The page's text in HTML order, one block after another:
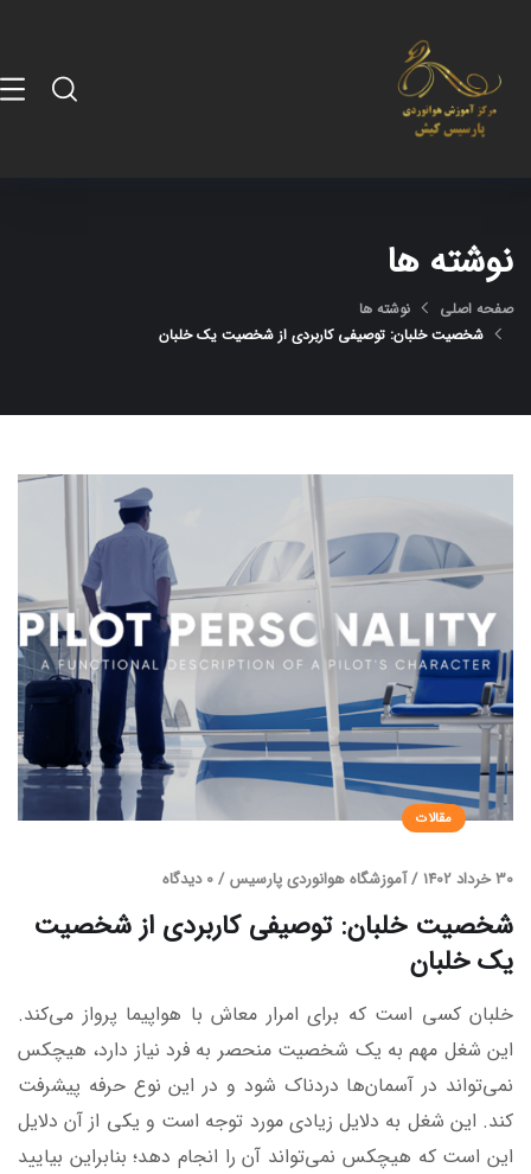
نوشته ها
صفحه اصلی
نوشته ها
شخصیت خلبان: توصیفی کاربردی از شخصیت یک خلبان
مقالات
30 خرداد 1402 /آموزشگاه هوانوردی پارسیس /0 دیدگاه
شخصیت خلبان: توصیفی کاربردی از شخصیت
یک خلبان
خلبان کسی است که برای امرار معاش با هواپیما پرواز می‌کند.
این شغل مهم به یک شخصیت منحصر به فرد نیاز دارد، هیچکس
نمی‌تواند در آسمان‌ها دردناک شود و در این نوع حرفه پیشرفت
کند. این شغل به دلایل زیادی مورد توجه است و یکی از آن دلایل
این است که هیچکس نمی‌تواند آن را انجام دهد؛ بنابراین بیایید